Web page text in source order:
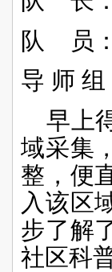
队 员
导 师 组
早上
域采集
整，便
入该区
步了解
社区科